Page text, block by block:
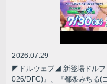
2026.07.29
◤ドルウェブ◢ 新登場ドルフ
026/DFC)』、『都条みちる(